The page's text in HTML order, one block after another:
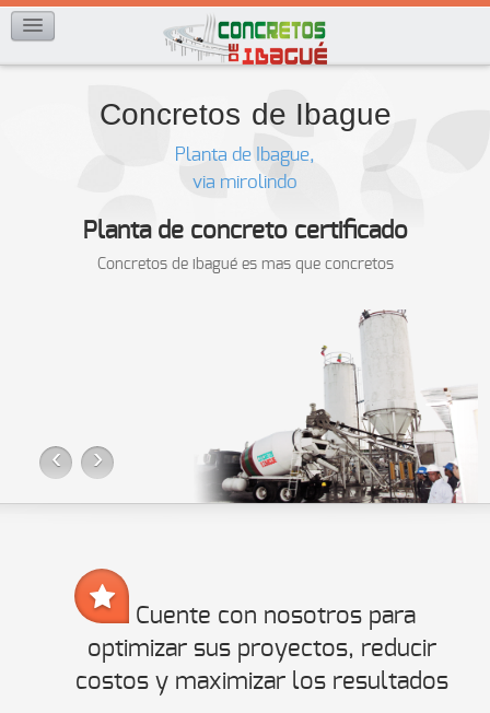
Concretos de Ibague
Planta de Ibague,
via mirolindo
Planta de concreto certificado
Concretos de ibagué es mas que concretos
›
‹
Cuente con nosotros para
optimizar sus proyectos, reducir
costos y maximizar los resultados